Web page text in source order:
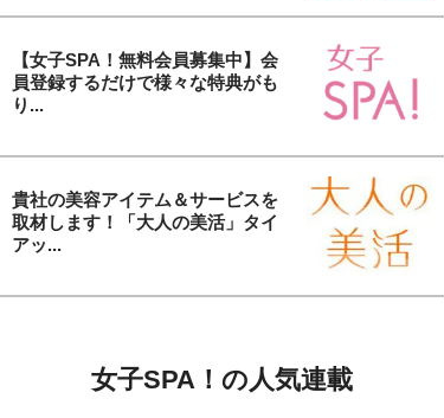
【女子SPA！無料会員募集中】会
員登録するだけで様々な特典がも
り...
貴社の美容アイテム＆サービスを
取材します！「大人の美活」タイ
アッ...
女子SPA！の人気連載